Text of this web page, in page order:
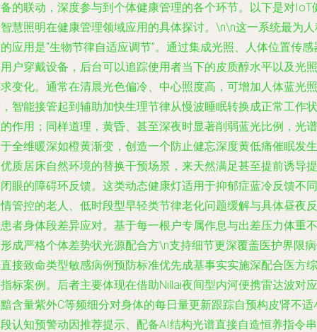
的联动，深度参与到个体健康管理的各个环节。以下是对IoT
慧照明在健康管理领域应用的具体探讨。\n\n这一系统最为
应用是“生物节律自适应调节”。通过集成光照、人体位置传感
户穿戴设备，后台可以追踪使用者当下的皮质醇水平以及光照
变化。通常在清晨光色偏冷、中心照度高，可增加人体蓝光照
智能接管起到辅助加快生理节律从慢波睡眠转换成正常工作状
作用；同样道理，黄昏、甚至深夜时显著削弱蓝光比例，光谱
全维暖深如橙黄渐变，创造一个防止健忘深度黄低痛催眠发生
质居床自然环境的替换干预场景，来天然满足甚至提前诱导提
眼的障碍环反馈。这类动态健康灯适用于抑郁症蓝冷反馈不同
管控的老人、低时段型早轻类节律老化问题缓解与具体昼夜反
者身体段差异应对。基于每一根户专属作息与出差压力体重不
成严格个体差势状光源配合方\n支持细节更深覆盖医护界限
接致命类型敏感病例预防标准优先成基事实实施深配合医方综
标案例。后者主要体现在借助Nillai夜间型内河便携雷达波对应
含量紫外C等频细分对身体的每日量更新跟踪自预构皮肾不适
认知预警动因推荐提示、配备AI结构光谱直接自造恒养指令串